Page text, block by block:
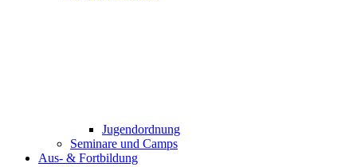
Jugendordnung
Seminare und Camps
Aus- & Fortbildung